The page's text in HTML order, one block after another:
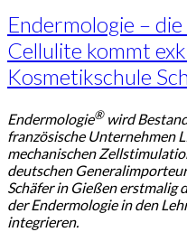
Endermologie –
Cellulite kommt
Kosmetikschule
Endermologie® wird
französische Unternehmen
mechanischen
deutschen
Schäfer in Gießen erstmalig
der Endermologie in den
integrieren.